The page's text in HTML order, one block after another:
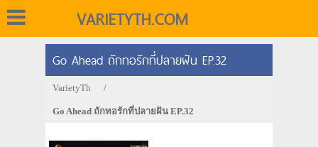
VARIETYTH.COM
Go Ahead ถักทอรักที่ปลายฝัน EP.32
VarietyTh /
Go Ahead ถักทอรักที่ปลายฝัน EP.32